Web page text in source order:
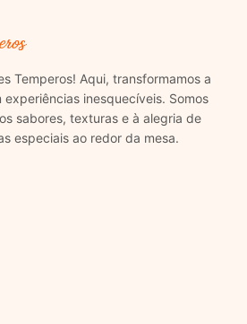
Temperos! Aqui, transformamos a
inesquecíveis. Somos
sabores, texturas e à alegria de
especiais ao redor da mesa.